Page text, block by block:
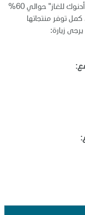
المنتجات للعملاء المحليين والدوليين. وتوفر "أدنوك للغاز" حوالي 60%
كمل توفر منتجاتها